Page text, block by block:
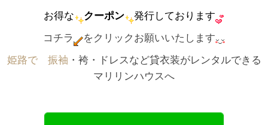
お得な
クーポン
発行しております
コチラ
をクリックお願いいたします
姫路で゙振袖 ・袴・ドレスなど貸衣装がレンタルできる
マリリンハウスへ